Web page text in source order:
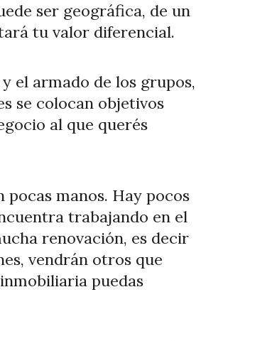
ser geográfica, de un
tu valor diferencial.
el armado de los grupos,
se colocan objetivos
al que querés
manos. Hay pocos
trabajando en el
renovación, es decir
vendrán otros que
puedas